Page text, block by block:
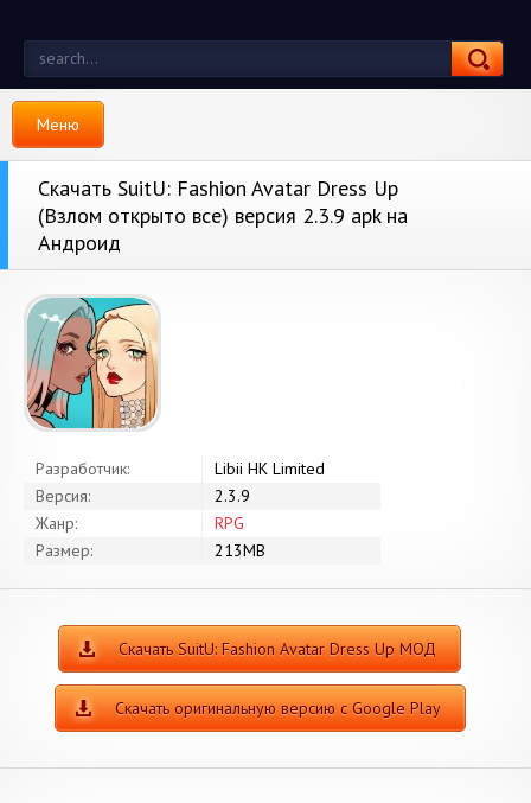
Меню
Скачать SuitU: Fashion Avatar Dress Up
(Взлом открыто все) версия 2.3.9 apk на
Андроид
Разработчик:
Libii HK Limited
Версия:
2.3.9
Жанр:
RPG
Размер:
213MB
Скачать SuitU: Fashion Avatar Dress Up МОД
Скачать оригинальную версию с Google Play